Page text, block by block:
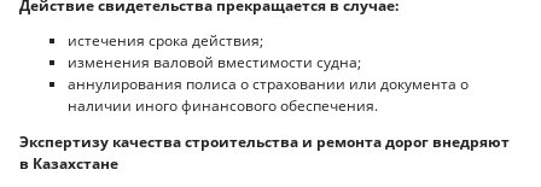
Действие свидетельства прекращается в случае:
истечения срока действия;
изменения валовой вместимости судна;
аннулирования полиса о страховании или документа о
наличии иного финансового обеспечения.
Экспертизу качества строительства и ремонта дорог внедряют
в Казахстане